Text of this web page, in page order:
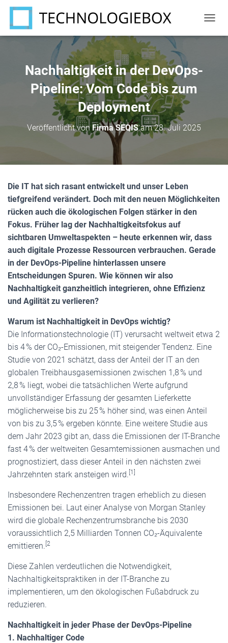
A
E
Nachhaltigkeit in der DevOps-
Pipeline: Vom Code bis zum
Deployment
Veröffentlicht vonFirma SEQISam28. Juli 2025
Die IT hat sich rasant entwickelt und unser Leben
tiefgreifend verändert. Doch mit den neuen Möglichkeiten
rücken auch die ökologischen Folgen stärker in den
Fokus. Früher lag der Nachhaltigkeitsfokus auf
sichtbaren Umweltaspekten – heute erkennen wir, dass
auch digitale Prozesse Ressourcen verbrauchen. Gerade
in der DevOps-Pipeline hinterlassen unsere
Entscheidungen Spuren. Wie können wir also
Nachhaltigkeit ganzheitlich integrieren, ohne Effizienz
und Agilität zu verlieren?
Warum ist Nachhaltigkeit in DevOps wichtig?
​Die Informationstechnologie (IT) verursacht weltweit etwa 2
bis 4 % der CO₂-Emissionen, mit steigender Tendenz. Eine
Studie von 2021 schätzt, dass der Anteil der IT an den
globalen Treibhausgasemissionen zwischen 1,8 % und
2,8 % liegt, wobei die tatsächlichen Werte aufgrund
unvollständiger Erfassung der gesamten Lieferkette
möglicherweise bis zu 25 % höher sind, was einen Anteil
von bis zu 3,5 % ergeben könnte. Eine weitere Studie aus
dem Jahr 2023 gibt an, dass die Emissionen der IT-Branche
fast 4 % der weltweiten Gesamtemissionen ausmachen und
prognostiziert, dass dieser Anteil in den nächsten zwei
Jahrzehnten stark ansteigen wird. [1]
Insbesondere Rechenzentren tragen erheblich zu diesen
Emissionen bei. Laut einer Analyse von Morgan Stanley
wird die globale Rechenzentrumsbranche bis 2030
voraussichtlich 2,5 Milliarden Tonnen CO₂-Äquivalente
emittieren. [2
Diese Zahlen verdeutlichen die Notwendigkeit,
Nachhaltigkeitspraktiken in der IT-Branche zu
implementieren, um den ökologischen Fußabdruck zu
reduzieren.
Nachhaltigkeit in jeder Phase der DevOps-Pipeline
1. Nachhaltiger Code